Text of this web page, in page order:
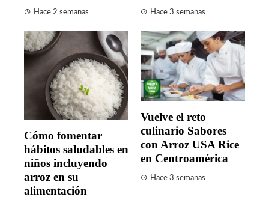
Hace 2 semanas Hace 3 semanas
Cómo fomentar
hábitos saludables en
niños incluyendo
arroz en su
alimentación
Vuelve el reto
culinario Sabores
con Arroz USA Rice
en Centroamérica
Hace 3 semanas